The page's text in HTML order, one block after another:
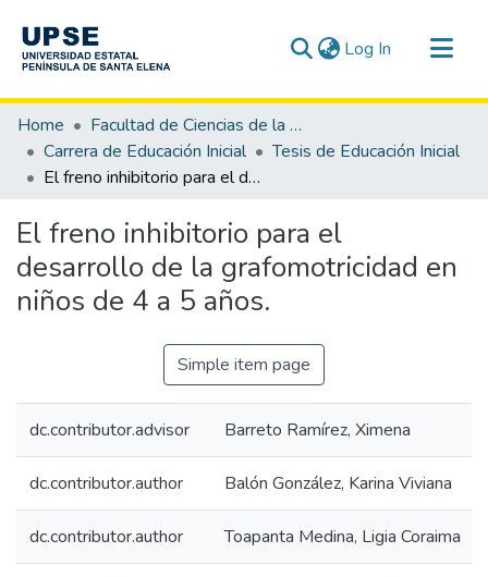
Log In (current)
Communities & Collections
All of DSpace
Statistics
Home
Facultad de Ciencias de la Educación e Idiomas
Carrera de Educación Inicial
Tesis de Educación Inicial
El freno inhibitorio para el desarrollo de la grafomotricidad en niños de 4 a 5 años.
El freno inhibitorio para el
desarrollo de la grafomotricidad en
niños de 4 a 5 años.
Simple item page
dc.contributor.advisor Barreto Ramírez, Ximena
dc.contributor.author Balón González, Karina Viviana
dc.contributor.author Toapanta Medina, Ligia Coraima